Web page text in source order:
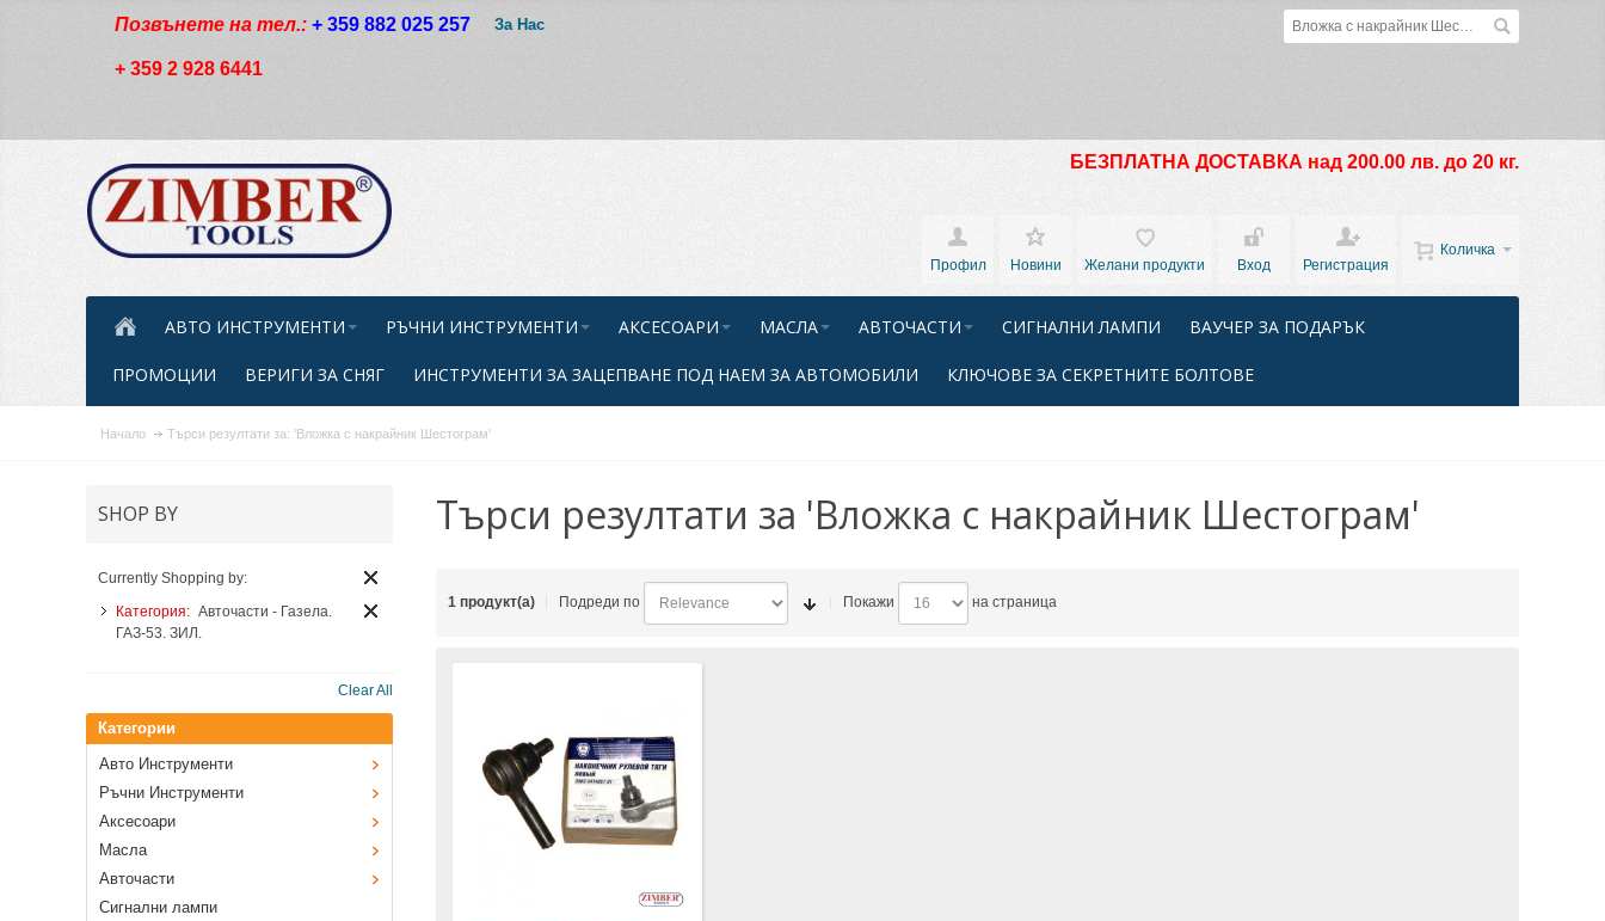
Позвънете на тел.: + 359 882 025 257
+ 359 2 928 6441
За Нас
БЕЗПЛАТНА ДОСТАВКА над 200.00 лв. до 20 кг.
Количка
Профил
Новини Желани продукти Вход Регистрация
АВТО ИНСТРУМЕНТИ РЪЧНИ ИНСТРУМЕНТИ АКСЕСОАРИ МАСЛА АВТОЧАСТИ СИГНАЛНИ ЛАМПИ ВАУЧЕР ЗА ПОДАРЪК
ПРОМОЦИИ ВЕРИГИ ЗА СНЯГ ИНСТРУМЕНТИ ЗА ЗАЦЕПВАНЕ ПОД НАЕМ ЗА АВТОМОБИЛИ КЛЮЧОВЕ ЗА СЕКРЕТНИТЕ БОЛТОВЕ
Начало Търси резултати за: 'Вложка с накрайник Шестограм'
Търси резултати за 'Вложка с накрайник Шестограм'
1 продукт(а) Подреди по Покажи на страница
SHOP BY
Currently Shopping by:
Категория: Авточасти - Газела.
ГАЗ-53. ЗИЛ.
Clear All
Категории
Авто Инструменти
Ръчни Инструменти
Аксесоари
Масла
Авточасти
Сигнални лампи